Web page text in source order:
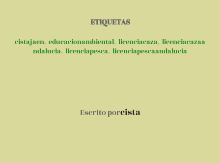
ETIQUETAS
cistajaen, educacionambiental, licenciacaza, licenciacazaa
ndalucia, licenciapesca, licenciapescaandalucia
AUTOR DE LA PUBLICACIÓN
Escrito porcista